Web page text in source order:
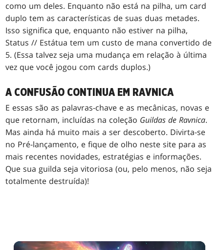
como um deles. Enquanto não está na pilha, um card
duplo tem as características de suas duas metades.
Isso significa que, enquanto não estiver na pilha,
Status // Estátua tem um custo de mana convertido de
5. (Essa talvez seja uma mudança em relação à última
vez que você jogou com cards duplos.)
A CONFUSÃO CONTINUA EM RAVNICA
E essas são as palavras-chave e as mecânicas, novas e
que retornam, incluídas na coleção Guildas de Ravnica.
Mas ainda há muito mais a ser descoberto. Divirta-se
no Pré-lançamento, e fique de olho neste site para as
mais recentes novidades, estratégias e informações.
Que sua guilda seja vitoriosa (ou, pelo menos, não seja
totalmente destruída)!